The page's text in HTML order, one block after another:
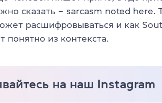
сказать – sarcasm noted here.
расшифровываться и как
понятно из контекста.
на наш Instagram